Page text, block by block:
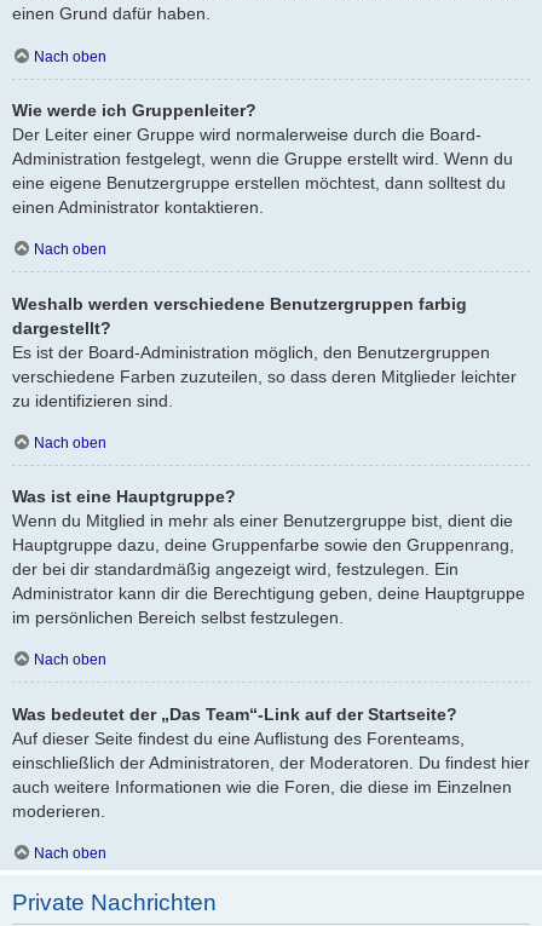
einen Grund dafür haben.
Nach oben
Wie werde ich Gruppenleiter?
Der Leiter einer Gruppe wird normalerweise durch die Board-
Administration festgelegt, wenn die Gruppe erstellt wird. Wenn du
eine eigene Benutzergruppe erstellen möchtest, dann solltest du
einen Administrator kontaktieren.
Nach oben
Weshalb werden verschiedene Benutzergruppen farbig
dargestellt?
Es ist der Board-Administration möglich, den Benutzergruppen
verschiedene Farben zuzuteilen, so dass deren Mitglieder leichter
zu identifizieren sind.
Nach oben
Was ist eine Hauptgruppe?
Wenn du Mitglied in mehr als einer Benutzergruppe bist, dient die
Hauptgruppe dazu, deine Gruppenfarbe sowie den Gruppenrang,
der bei dir standardmäßig angezeigt wird, festzulegen. Ein
Administrator kann dir die Berechtigung geben, deine Hauptgruppe
im persönlichen Bereich selbst festzulegen.
Nach oben
Was bedeutet der „Das Team“-Link auf der Startseite?
Auf dieser Seite findest du eine Auflistung des Forenteams,
einschließlich der Administratoren, der Moderatoren. Du findest hier
auch weitere Informationen wie die Foren, die diese im Einzelnen
moderieren.
Nach oben
Private Nachrichten